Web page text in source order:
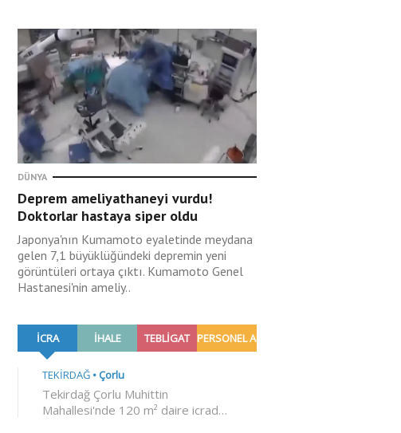
DÜNYA
Deprem ameliyathaneyi vurdu!
Doktorlar hastaya siper oldu
Japonya'nın Kumamoto eyaletinde meydana
gelen 7,1 büyüklüğündeki depremin yeni
görüntüleri ortaya çıktı. Kumamoto Genel
Hastanesi'nin ameliy..